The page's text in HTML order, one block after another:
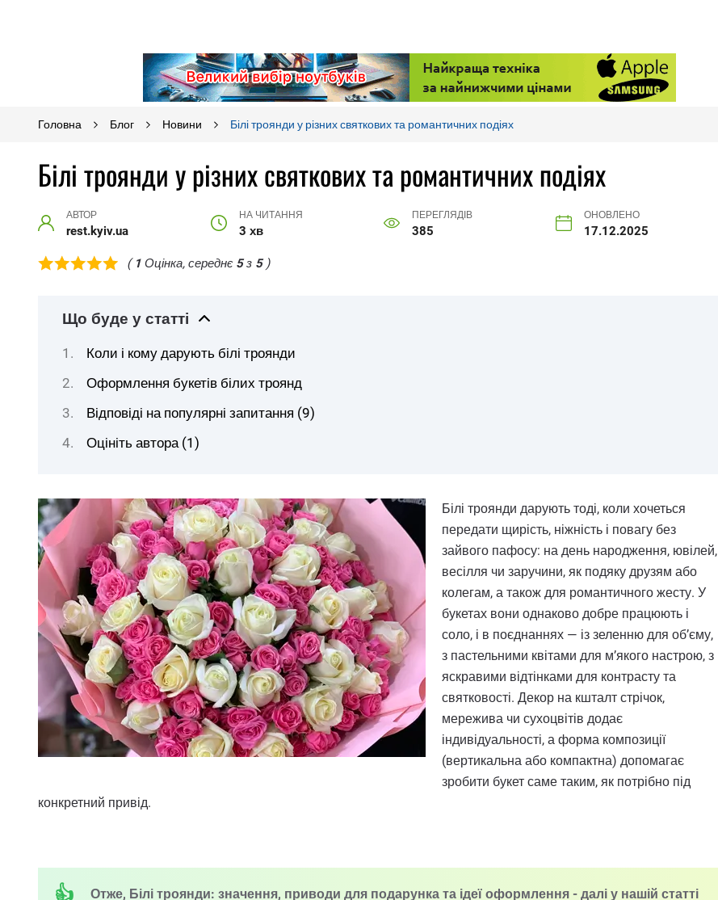
Головна Блог Новини Білі троянди у різних святкових та романтичних подіях
Білі троянди у різних святкових та романтичних подіях
АВТОР
rest.kyiv.ua
НА ЧИТАННЯ
3 хв
ПЕРЕГЛЯДІВ
385
ОНОВЛЕНО
17.12.2025
( 1 Оцінка, середнє 5з 5)
Що буде у статті
Коли і кому дарують білі троянди
Оформлення букетів білих троянд
Відповіді на популярні запитання (9)
Оцініть автора (1)
Білі троянди дарують тоді, коли хочеться
передати щирість, ніжність і повагу без
зайвого пафосу: на день народження, ювілей,
весілля чи заручини, як подяку друзям або
колегам, а також для романтичного жесту. У
букетах вони однаково добре працюють і
соло, і в поєднаннях — із зеленню для об’єму,
з пастельними квітами для м’якого настрою, з
яскравими відтінками для контрасту та
святковості. Декор на кшталт стрічок,
мережива чи сухоцвітів додає
індивідуальності, а форма композиції
(вертикальна або компактна) допомагає
зробити букет саме таким, як потрібно під
конкретний привід.
Отже, Білі троянди: значення, приводи для подарунка та ідеї оформлення - далі у нашій статті